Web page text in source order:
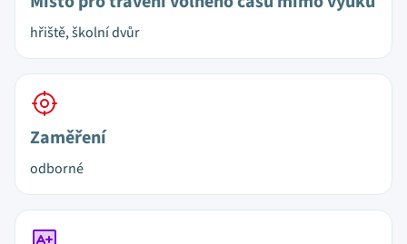
hřiště, školní dvůr
Zaměření
odborné